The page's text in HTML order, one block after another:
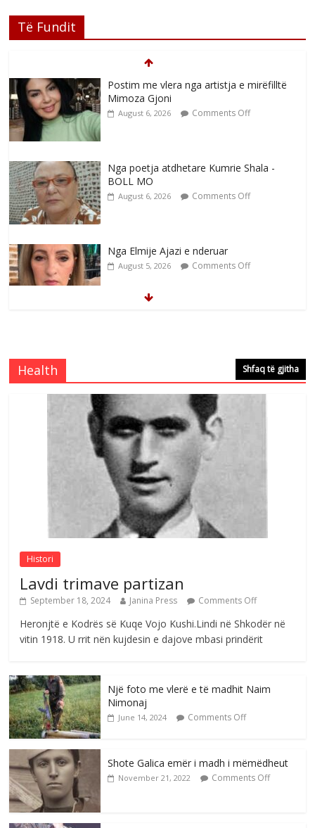
Të Fundit
Postim me vlera nga artistja e mirëfilltë
Mimoza Gjoni
August 6, 2026 Comments Off
Nga poetja atdhetare Kumrie Shala -
BOLL MO
August 6, 2026 Comments Off
Nga Elmije Ajazi e nderuar
August 5, 2026 Comments Off
Comments Off
Çlirimtari Mentor Mushkolaj nderohet
me mirenjohje nga Xhevdet Qeriqi Dega
e invalidëve në Fushë Kosovë
August 4, 2026 Comments Off
Sulm , pse të dua ty
August 8, 2026 Comments Off
Health Shfaq të gjitha
Histori
Lavdi trimave partizan
September 18, 2024 Janina Press Comments Off
Heronjtë e Kodrës së Kuqe Vojo Kushi.Lindi në Shkodër në
vitin 1918. U rrit nën kujdesin e dajove mbasi prindërit
Një foto me vlerë e të madhit Naim
Nimonaj
June 14, 2024 Comments Off
Shote Galica emër i madh i mëmëdheut
November 21, 2022 Comments Off